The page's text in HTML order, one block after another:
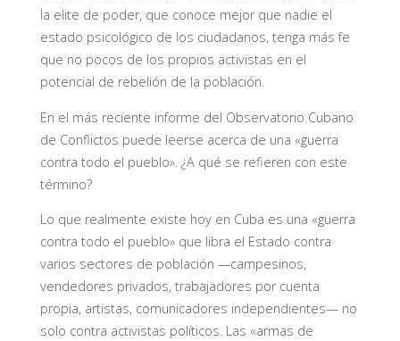
la elite de poder, que conoce mejor que nadie el
estado psicológico de los ciudadanos, tenga más fe
que no pocos de los propios activistas en el
potencial de rebelión de la población.
En el más reciente informe del Observatorio Cubano
de Conflictos puede leerse acerca de una «guerra
contra todo el pueblo». ¿A qué se refieren con este
término?
Lo que realmente existe hoy en Cuba es una «guerra
contra todo el pueblo» que libra el Estado contra
varios sectores de población —campesinos,
vendedores privados, trabajadores por cuenta
propia, artistas, comunicadores independientes— no
solo contra activistas políticos. Las «armas de